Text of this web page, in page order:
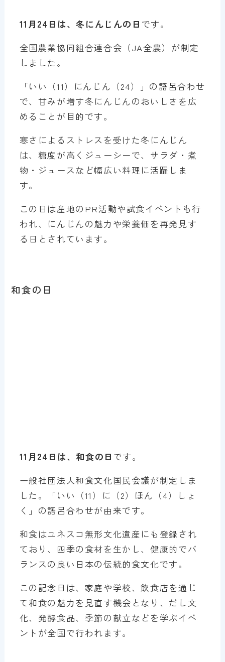
11月24日は、冬にんじんの日 です。
全国農業協同組合連合会（JA全農）が制定
しました。
「いい（11）にんじん（24）」の語呂合わせ
で、甘みが増す冬にんじんのおいしさを広
めることが目的です。
寒さによるストレスを受けた冬にんじん
は、糖度が高くジューシーで、サラダ・煮
物・ジュースなど幅広い料理に活躍しま
す。
この日は産地のPR活動や試食イベントも行
われ、にんじんの魅力や栄養価を再発見す
る日とされています。
和食の日
11月24日は、和食の日 です。
一般社団法人和食文化国民会議が制定しま
した。「いい（11）に（2）ほん（4）しょ
く」の語呂合わせが由来です。
和食はユネスコ無形文化遺産にも登録され
ており、四季の食材を生かし、健康的でバ
ランスの良い日本の伝統的食文化です。
この記念日は、家庭や学校、飲食店を通じ
て和食の魅力を見直す機会となり、だし文
化、発酵食品、季節の献立などを学ぶイベ
ントが全国で行われます。